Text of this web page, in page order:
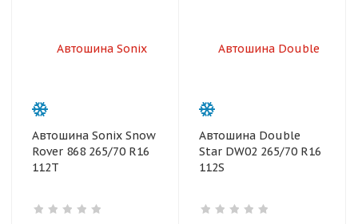
Автошина Sonix Snow
Rover 868 265/70 R16
112T
Автошина Double
Star DW02 265/70 R16
112S